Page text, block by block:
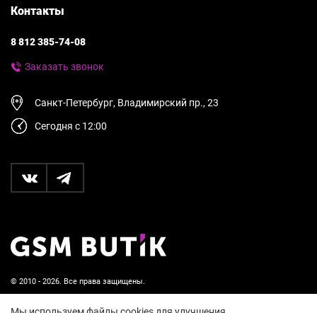
© 2010 - 2026. Все права защищены.
Контакты
8 812 385-74-08
Заказать звонок
Санкт-Петербург, Владимирский пр., 23
Сегодня с 12:00